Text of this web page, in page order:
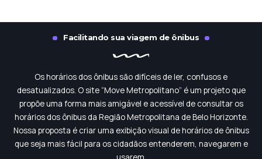
Facilitando sua viagem de ônibus
Os horários dos ônibus são difíceis de ler, confusos e
desatualizados. O site “Move Metropolitano” é um projeto que
propõe uma forma mais amigável e acessível de consultar os
horários dos ônibus da Região Metropolitana de Belo Horizonte.
Nossa proposta é criar uma exibição visual de horários de ônibus
que seja mais fácil para os cidadãos entenderem, navegarem e